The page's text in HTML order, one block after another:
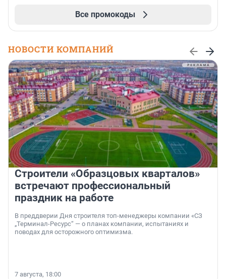
Все промокоды
НОВОСТИ КОМПАНИЙ
Строители «Образцовых кварталов»
встречают профессиональный
праздник на работе
В преддверии Дня строителя топ-менеджеры компании «СЗ
„Терминал-Ресурс“ — о планах компании, испытаниях и
поводах для осторожного оптимизма.
7 августа, 18:00